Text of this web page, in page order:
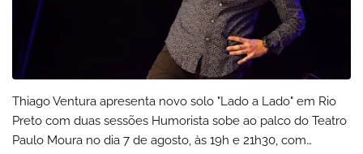
Thiago Ventura apresenta novo solo "Lado a Lado" em Rio
Preto com duas sessões Humorista sobe ao palco do Teatro
Paulo Moura no dia 7 de agosto, às 19h e 21h30, com